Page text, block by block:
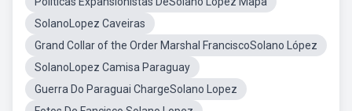
SolanoLopez Caveiras
Grand Collar of the Order Marshal FranciscoSolano López
SolanoLopez Camisa Paraguay
Guerra Do Paraguai ChargeSolano Lopez